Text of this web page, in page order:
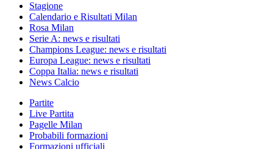
Stagione
Calendario e Risultati Milan
Rosa Milan
Serie A: news e risultati
Champions League: news e risultati
Europa League: news e risultati
Coppa Italia: news e risultati
News Calcio
Partite
Live Partita
Pagelle Milan
Probabili formazioni
Formazioni ufficiali